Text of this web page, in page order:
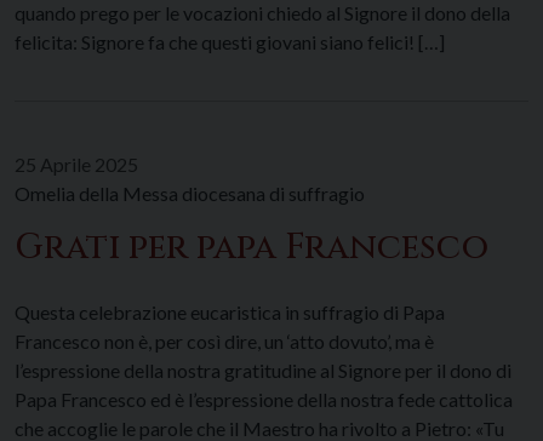
quando prego per le vocazioni chiedo al Signore il dono della
felicita: Signore fa che questi giovani siano felici! […]
25 Aprile 2025
Omelia della Messa diocesana di suffragio
Grati per papa Francesco
Questa celebrazione eucaristica in suffragio di Papa
Francesco non è, per così dire, un ‘atto dovuto’, ma è
l’espressione della nostra gratitudine al Signore per il dono di
Papa Francesco ed è l’espressione della nostra fede cattolica
che accoglie le parole che il Maestro ha rivolto a Pietro: «Tu